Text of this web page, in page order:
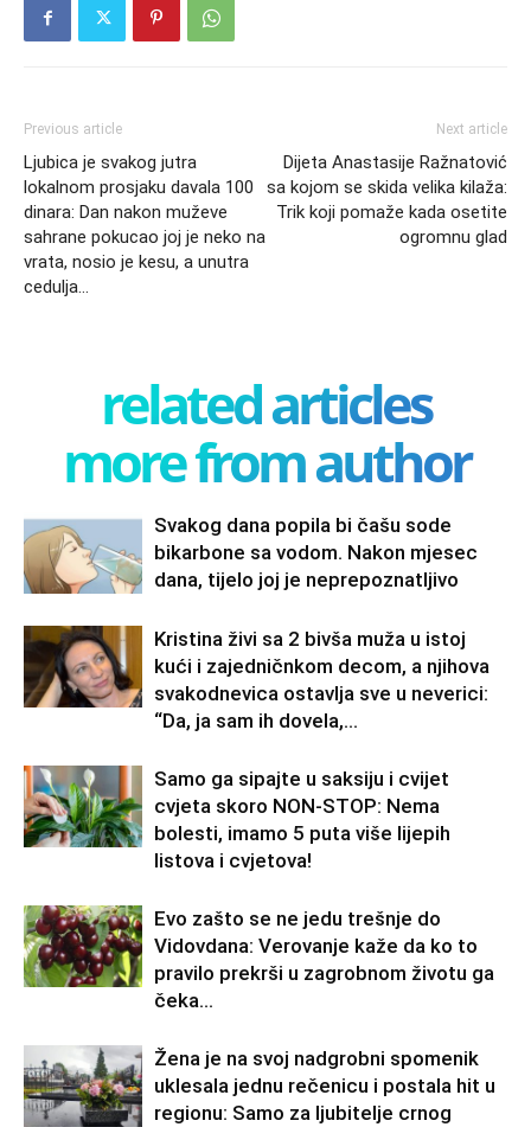
Previous article
Ljubica je svakog jutra
lokalnom prosjaku davala 100
dinara: Dan nakon muževe
sahrane pokucao joj je neko na
vrata, nosio je kesu, a unutra
cedulja…
Next article
Dijeta Anastasije Ražnatović
sa kojom se skida velika kilaža:
Trik koji pomaže kada osetite
ogromnu glad
related articles
more from author
Svakog dana popila bi čašu sode
bikarbone sa vodom. Nakon mjesec
dana, tijelo joj je neprepoznatljivo
Kristina živi sa 2 bivša muža u istoj
kući i zajedničnkom decom, a njihova
svakodnevica ostavlja sve u neverici:
“Da, ja sam ih dovela,...
Samo ga sipajte u saksiju i cvijet
cvjeta skoro NON-STOP: Nema
bolesti, imamo 5 puta više lijepih
listova i cvjetova!
Evo zašto se ne jedu trešnje do
Vidovdana: Verovanje kaže da ko to
pravilo prekrši u zagrobnom životu ga
čeka…
Žena je na svoj nadgrobni spomenik
uklesala jednu rečenicu i postala hit u
regionu: Samo za ljubitelje crnog